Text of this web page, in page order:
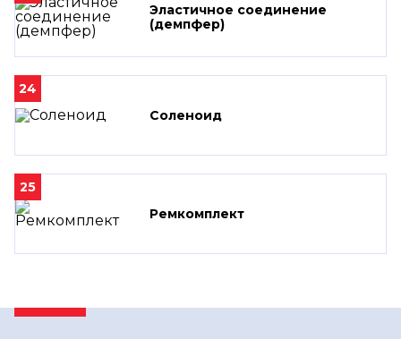
Эластичное соединение
(демпфер)
24
Соленоид
25
Ремкомплект